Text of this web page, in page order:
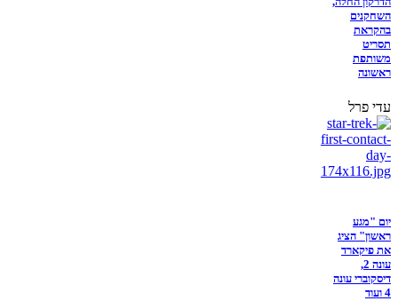
השחקנים
בהקראת
תסריט
משותפת
ראשונה
עדי פרל
יום "מגע
ראשון" הציג
את פיקארד
עונה 2,
דיסקוברי עונה
4 ועוד